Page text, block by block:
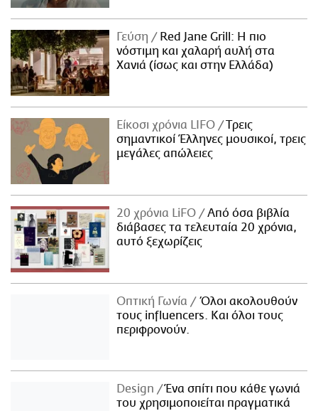
Γεύση
Red Jane Grill: Η πιο
νόστιμη και χαλαρή αυλή στα
Χανιά (ίσως και στην Ελλάδα)
Είκοσι χρόνια LIFO
Tρεις
σημαντικοί Έλληνες μουσικοί, τρεις
μεγάλες απώλειες
20 χρόνια LiFO
Από όσα βιβλία
διάβασες τα τελευταία 20 χρόνια,
αυτό ξεχωρίζεις
Οπτική Γωνία
Όλοι ακολουθούν
τους influencers. Και όλοι τους
περιφρονούν.
Design
Ένα σπίτι που κάθε γωνιά
του χρησιμοποιείται πραγματικά